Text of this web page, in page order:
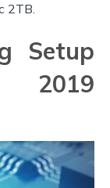
2TB.
Setup
2019